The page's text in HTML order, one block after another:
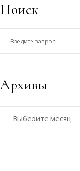
Поиск
Архивы